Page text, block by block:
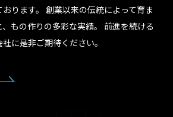
ります。 創業以来の伝統によって育ま
もの作りの多彩な実績。 前進を続ける
に是非ご期待ください。